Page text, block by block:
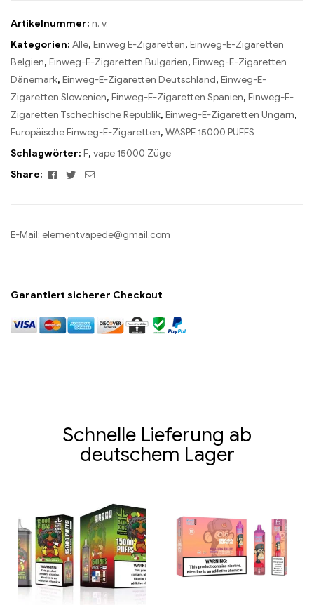
Artikelnummer: n. v.
Kategorien: Alle, Einweg E-Zigaretten, Einweg-E-Zigaretten
Belgien, Einweg-E-Zigaretten Bulgarien, Einweg-E-Zigaretten
Dänemark, Einweg-E-Zigaretten Deutschland, Einweg-E-
Zigaretten Slowenien, Einweg-E-Zigaretten Spanien, Einweg-E-
Zigaretten Tschechische Republik, Einweg-E-Zigaretten Ungarn,
Europäische Einweg-E-Zigaretten, WASPE 15000 PUFFS
Schlagwörter: F, vape 15000 Züge
Share:
Facebook
TwitterEmail
E-Mail: elementvapede@gmail.com
Garantiert sicherer Checkout
Schnelle Lieferung ab
deutschem Lager